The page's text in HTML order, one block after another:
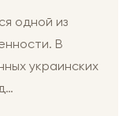
одной из
В
украинских